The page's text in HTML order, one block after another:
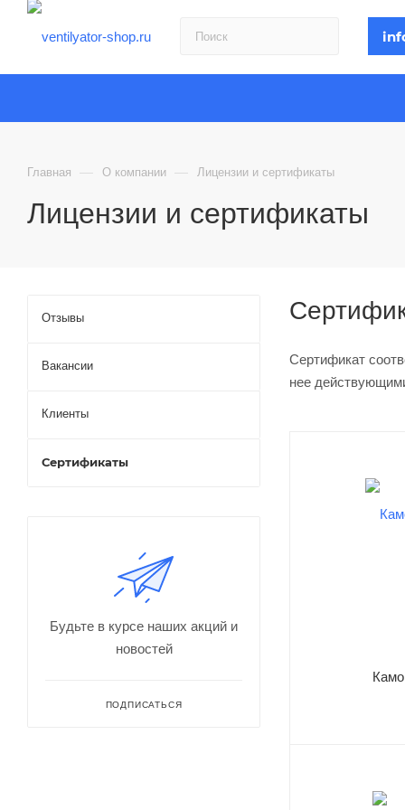
Главная — О компании — Лицензии и сертификаты
Лицензии и сертификаты
Сертификат
нее
Отзывы
Вакансии
Клиенты
Сертификаты
Будьте в курсе наших акций и
новостей
ПОДПИСАТЬСЯ